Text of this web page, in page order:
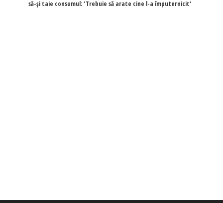
să-și taie consumul: 'Trebuie să arate cine l-a împuternicit'